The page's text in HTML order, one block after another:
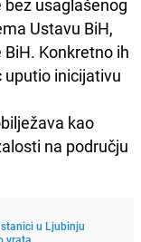
Ustavu BiH,
Konkretno ih
uputio inicijativu
kao
na području
u Ljubinju
vrata